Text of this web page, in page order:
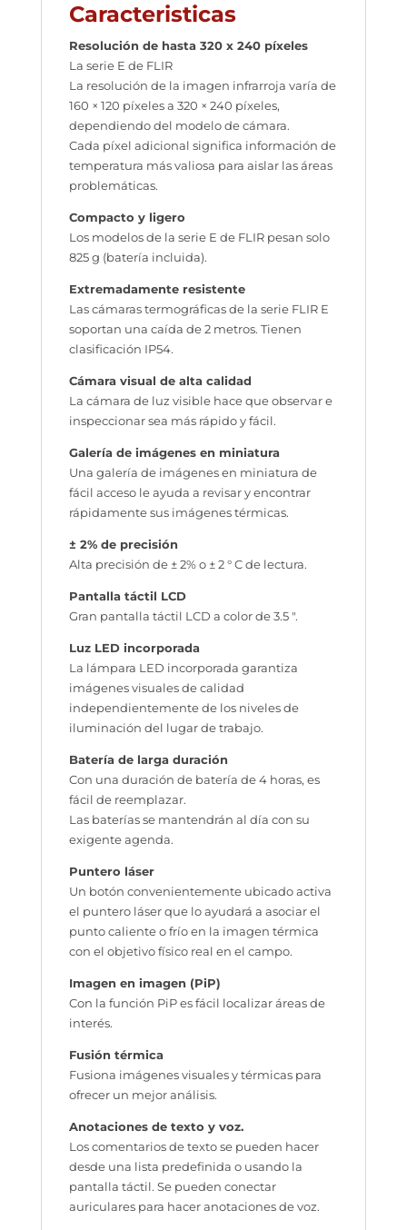
Caracteristicas
Resolución de hasta 320 x 240 píxeles
La serie E de FLIR
La resolución de la imagen infrarroja varía de
160 × 120 píxeles a 320 × 240 píxeles,
dependiendo del modelo de cámara.
Cada píxel adicional significa información de
temperatura más valiosa para aislar las áreas
problemáticas.
Compacto y ligero
Los modelos de la serie E de FLIR pesan solo
825 g (batería incluida).
Extremadamente resistente
Las cámaras termográficas de la serie FLIR E
soportan una caída de 2 metros. Tienen
clasificación IP54.
Cámara visual de alta calidad
La cámara de luz visible hace que observar e
inspeccionar sea más rápido y fácil.
Galería de imágenes en miniatura
Una galería de imágenes en miniatura de
fácil acceso le ayuda a revisar y encontrar
rápidamente sus imágenes térmicas.
± 2% de precisión
Alta precisión de ± 2% o ± 2 ° C de lectura.
Pantalla táctil LCD
Gran pantalla táctil LCD a color de 3.5 ″.
Luz LED incorporada
La lámpara LED incorporada garantiza
imágenes visuales de calidad
independientemente de los niveles de
iluminación del lugar de trabajo.
Batería de larga duración
Con una duración de batería de 4 horas, es
fácil de reemplazar.
Las baterías se mantendrán al día con su
exigente agenda.
Puntero láser
Un botón convenientemente ubicado activa
el puntero láser que lo ayudará a asociar el
punto caliente o frío en la imagen térmica
con el objetivo físico real en el campo.
Imagen en imagen (PiP)
Con la función PiP es fácil localizar áreas de
interés.
Fusión térmica
Fusiona imágenes visuales y térmicas para
ofrecer un mejor análisis.
Anotaciones de texto y voz.
Los comentarios de texto se pueden hacer
desde una lista predefinida o usando la
pantalla táctil. Se pueden conectar
auriculares para hacer anotaciones de voz.